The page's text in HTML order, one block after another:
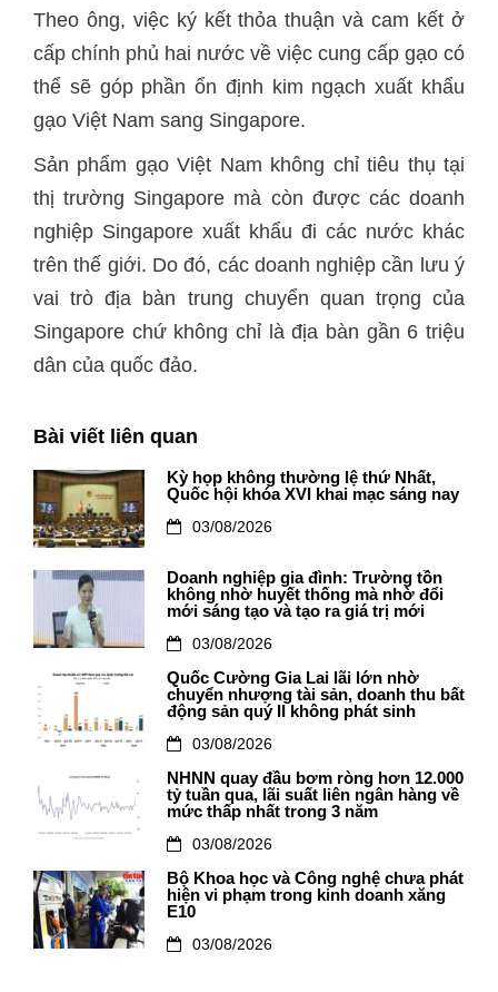
Theo ông, việc ký kết thỏa thuận và cam kết ở
cấp chính phủ hai nước về việc cung cấp gạo có
thể sẽ góp phần ổn định kim ngạch xuất khẩu
gạo Việt Nam sang Singapore.
Sản phẩm gạo Việt Nam không chỉ tiêu thụ tại
thị trường Singapore mà còn được các doanh
nghiệp Singapore xuất khẩu đi các nước khác
trên thế giới. Do đó, các doanh nghiệp cần lưu ý
vai trò địa bàn trung chuyển quan trọng của
Singapore chứ không chỉ là địa bàn gần 6 triệu
dân của quốc đảo.
Bài viết liên quan
Kỳ họp không thường lệ thứ Nhất,
Quốc hội khóa XVI khai mạc sáng nay
03/08/2026
Doanh nghiệp gia đình: Trường tồn
không nhờ huyết thống mà nhờ đổi
mới sáng tạo và tạo ra giá trị mới
03/08/2026
Quốc Cường Gia Lai lãi lớn nhờ
chuyển nhượng tài sản, doanh thu bất
động sản quý II không phát sinh
03/08/2026
NHNN quay đầu bơm ròng hơn 12.000
tỷ tuần qua, lãi suất liên ngân hàng về
mức thấp nhất trong 3 năm
03/08/2026
Bộ Khoa học và Công nghệ chưa phát
hiện vi phạm trong kinh doanh xăng
E10
03/08/2026